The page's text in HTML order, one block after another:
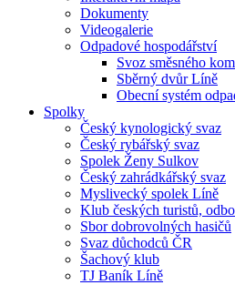
Dokumenty
Videogalerie
Odpadové hospodářství
Svoz směsného
Sběrný dvůr Líně
Obecní systém
Spolky
Český kynologický svaz
Český rybářský svaz
Spolek Ženy Sulkov
Český zahrádkářský svaz
Myslivecký spolek Líně
Klub českých turistů,
Sbor dobrovolných hasičů
Svaz důchodců ČR
Šachový klub
TJ Baník Líně